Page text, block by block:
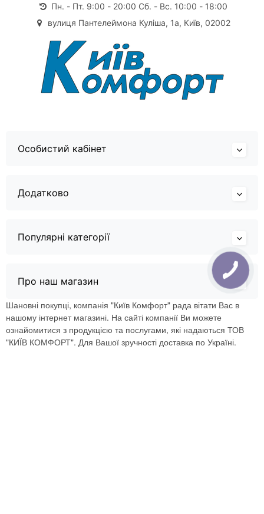
Пн. - Пт. 9:00 - 20:00 Сб. - Вс. 10:00 - 18:00
вулиця Пантелеймона Куліша, 1а, Київ, 02002
Особистий кабінет
Додатково
Популярні категорії
Про наш магазин
Шановні покупці, компанія "Київ Комфорт" рада вітати Вас в
нашому інтернет магазині. На сайті компанії Ви можете
ознайомитися з продукцією та послугами, які надаються ТОВ
"КИЇВ КОМФОРТ". Для Вашої зручності доставка по Україні.